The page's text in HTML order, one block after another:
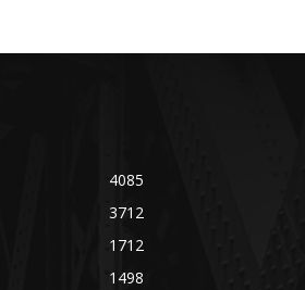
4085
3712
1712
1498